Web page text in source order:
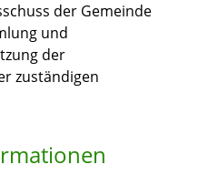
der Gemeinde
und
der
zuständigen